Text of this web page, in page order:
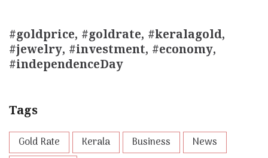
#goldprice, #goldrate, #keralagold,
#jewelry, #investment, #economy,
#independenceDay
Tags
Gold Rate Kerala Business
News